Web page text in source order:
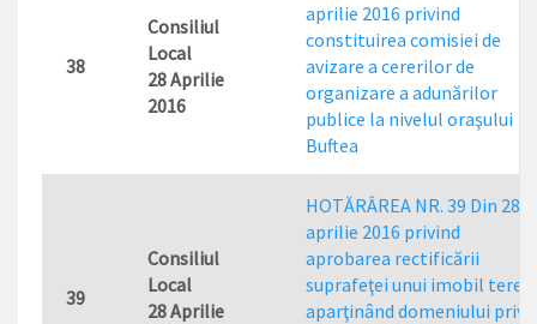
38
Consiliul
Local
28 Aprilie
2016
aprilie 2016 privind
constituirea comisiei de
avizare a cererilor de
organizare a adunărilor
publice la nivelul oraşului
Buftea
39
Consiliul
Local
28 Aprilie
HOTĂRÂREA NR. 39 Din 28
aprilie 2016 privind
aprobarea rectificării
suprafeţei unui imobil teren
aparţinând domeniului